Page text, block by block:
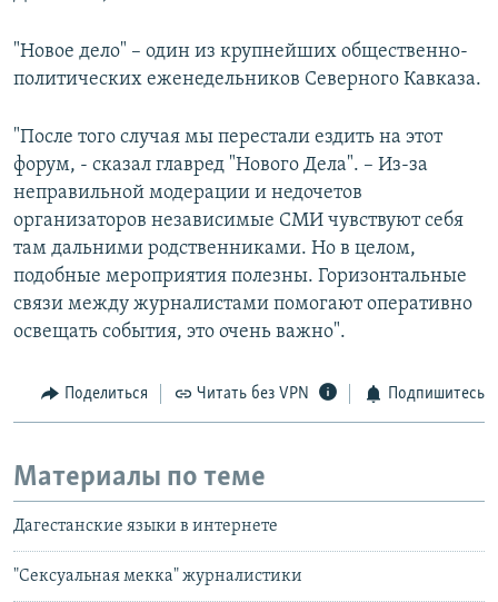
"Новое дело" – один из крупнейших общественно-
политических еженедельников Северного Кавказа.
"После того случая мы перестали ездить на этот
форум, - сказал главред "Нового Дела". – Из-за
неправильной модерации и недочетов
организаторов независимые СМИ чувствуют себя
там дальними родственниками. Но в целом,
подобные мероприятия полезны. Горизонтальные
связи между журналистами помогают оперативно
освещать события, это очень важно".
Поделиться Читать без VPN Подпишитесь
Материалы по теме
Дагестанские языки в интернете
"Сексуальная мекка" журналистики